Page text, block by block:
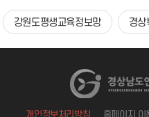
강원도평생교육정보망 경상
개인정보처리방침 홈페이지 이